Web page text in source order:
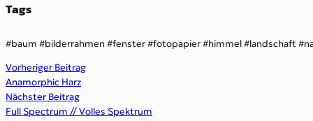
Tags
baum bilderrahmen fenster fotopapier himmel landschaft
Vorheriger Beitrag
Anamorphic Harz
Nächster Beitrag
Full Spectrum // Volles Spektrum